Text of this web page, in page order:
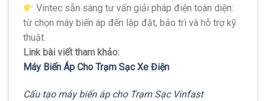
Vintec sẵn sàng tư vấn giải pháp điện toàn diện:
từ chọn máy biến áp đến lắp đặt, bảo trì và hỗ trợ kỹ
thuật.
Link bài viết tham khảo:
Máy Biến Áp Cho Trạm Sạc Xe Điện
Cấu tạo máy biến áp cho Trạm Sạc Vinfast